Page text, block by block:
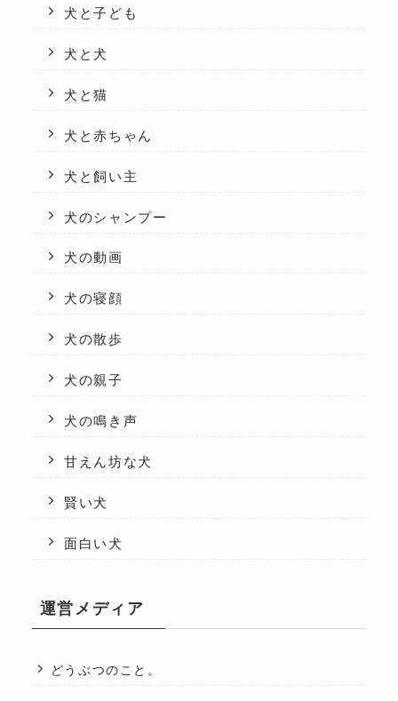
犬と子ども
犬と犬
犬と猫
犬と赤ちゃん
犬と飼い主
犬のシャンプー
犬の動画
犬の寝顔
犬の散歩
犬の親子
犬の鳴き声
甘えん坊な犬
賢い犬
面白い犬
運営メディア
どうぶつのこと。